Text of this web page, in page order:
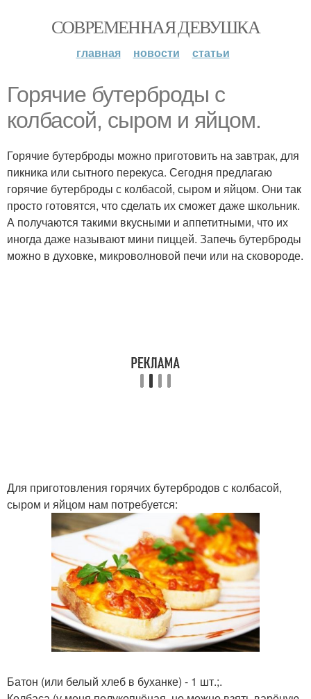
СОВРЕМЕННАЯ ДЕВУШКА
главная новости статьи
Горячие бутерброды с
колбасой, сыром и яйцом.
Горячие бутерброды можно приготовить на завтрак, для
пикника или сытного перекуса. Сегодня предлагаю
горячие бутерброды с колбасой, сыром и яйцом. Они так
просто готовятся, что сделать их сможет даже школьник.
А получаются такими вкусными и аппетитными, что их
иногда даже называют мини пиццей. Запечь бутерброды
можно в духовке, микроволновой печи или на сковороде.
Для приготовления горячих бутербродов с колбасой,
сыром и яйцом нам потребуется:
Батон (или белый хлеб в буханке) - 1 шт.;.